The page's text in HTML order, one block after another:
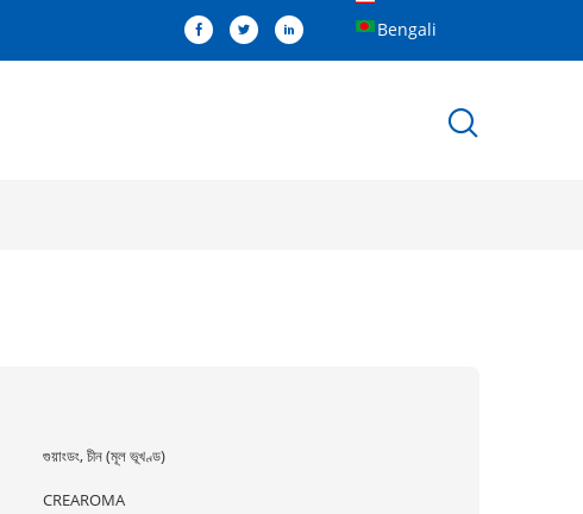
Bengali
গুয়াংডং, চীন (মূল ভূখণ্ড)
CREAROMA